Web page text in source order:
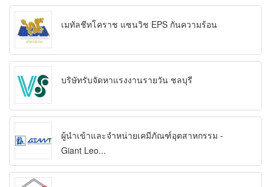
เมทัลชีทโคราช แซนวิช EPS กันความร้อน
บริษัทรับจัดหาแรงงานรายวัน ชลบุรี
ผู้นำเข้าและจำหน่ายเคมีภัณฑ์อุตสาหกรรม -
Giant Leo...